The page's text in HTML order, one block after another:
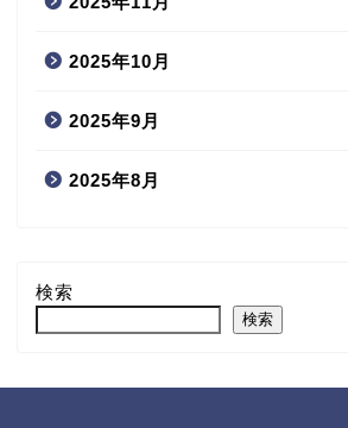
2025年10月
2025年9月
2025年8月
検索
検索